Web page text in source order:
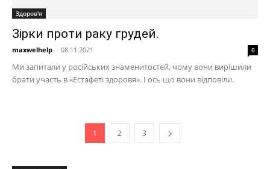
Здоров'я
Зірки проти раку грудей.
maxwelhelp - 08.11.2021 0
Ми запитали у російських знаменитостей, чому вони вирішили
брати участь в «Естафеті здоровя». І ось що вони відповіли.
1 2 3